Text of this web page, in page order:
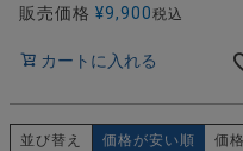
販売価格 ¥9,900税込
カートに入れる
並び替え 価格が安い順 価